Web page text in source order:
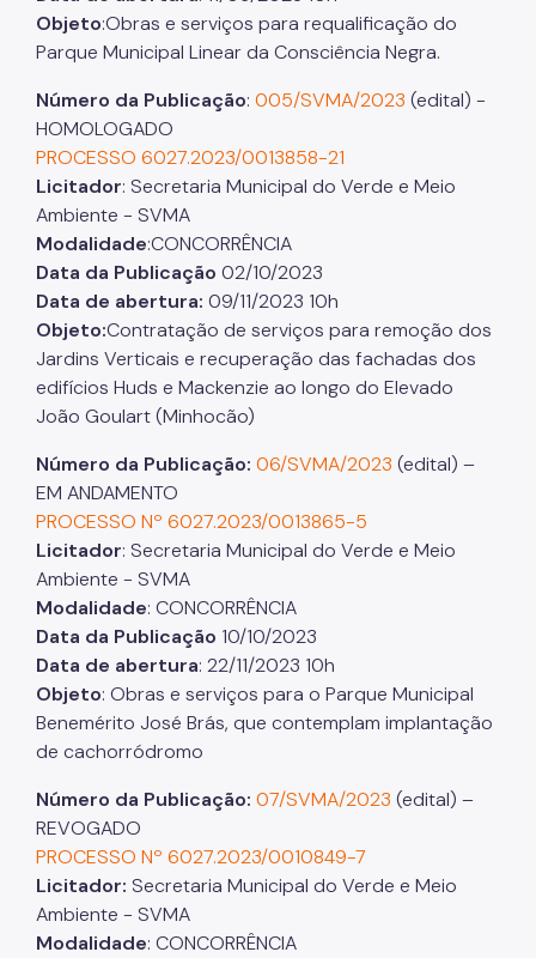
Objeto:Obras e serviços para requalificação do
Parque Municipal Linear da Consciência Negra.
Número da Publicação: 005/SVMA/2023 (edital) -
HOMOLOGADO
PROCESSO 6027.2023/0013858-21
Licitador: Secretaria Municipal do Verde e Meio
Ambiente - SVMA
Modalidade:CONCORRÊNCIA
Data da Publicação 02/10/2023
Data de abertura: 09/11/2023 10h
Objeto:Contratação de serviços para remoção dos
Jardins Verticais e recuperação das fachadas dos
edifícios Huds e Mackenzie ao longo do Elevado
João Goulart (Minhocão)
Número da Publicação: 06/SVMA/2023 (edital) –
EM ANDAMENTO
PROCESSO Nº 6027.2023/0013865-5
Licitador: Secretaria Municipal do Verde e Meio
Ambiente - SVMA
Modalidade: CONCORRÊNCIA
Data da Publicação 10/10/2023
Data de abertura: 22/11/2023 10h
Objeto: Obras e serviços para o Parque Municipal
Benemérito José Brás, que contemplam implantação
de cachorródromo
Número da Publicação: 07/SVMA/2023 (edital) –
REVOGADO
PROCESSO Nº 6027.2023/0010849-7
Licitador: Secretaria Municipal do Verde e Meio
Ambiente - SVMA
Modalidade: CONCORRÊNCIA